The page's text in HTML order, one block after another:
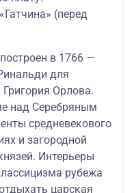
(перед
в 1766 —
для
Орлова.
над Серебряным
средневекового
и загородной
Интерьеры
рубежа
царская